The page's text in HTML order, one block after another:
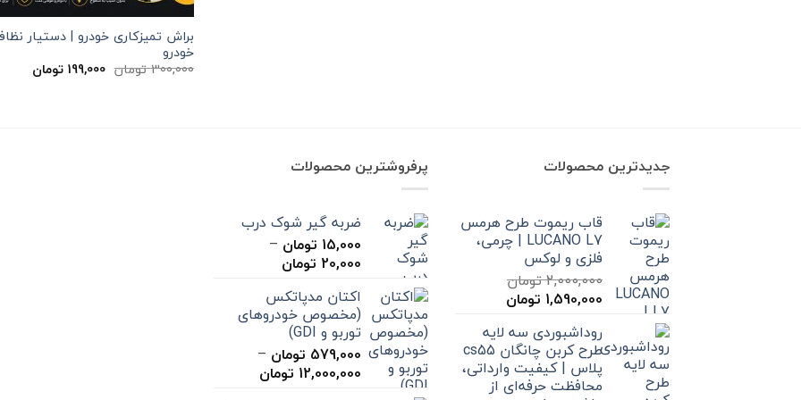
براش تمیزکاری خودرو | دستیار
خودرو
300,000 تومان قیمت
اصلی
199,000 تومانقیمت
فعلی
جدیدترین محصولات
قاب ریموت طرح هرمس
LUCANO L7 | چرمی،
فلزی و لوکس
2,000,000تومان
قیمت
2,000,000 تومان
بود.
1,590,000 تومان
1,590,000 تومان
است.
روداشبوردی سه‌ لایه
طرح کربن چانگان cs55
پلاس | کیفیت وارداتی،
محافظت حرفه‌ای از
پرفروشترین محصولات
ضربه گیر شوک درب
15,000 تومان –
20,000 تومان
تا
اکتان مدپاتکس
(مخصوص خودروهای
توربو و GDI)
579,000 تومان –
12,000,000 تومان